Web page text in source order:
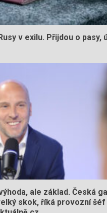
v exilu. Přijdou o pasy,
ale základ. Česká
skok, říká provozní šéf